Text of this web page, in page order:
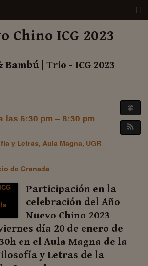
Chino ICG 2023
las 6:30 pm – 8:30 pm
y Letras, Aula Magna, UGR
de Granada
Participación en la
celebración del Año
Nuevo Chino 2023
día 20 de enero de
en el Aula Magna de la
y Letras de la